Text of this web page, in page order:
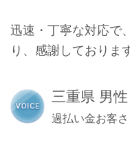
迅速・丁寧な対応で
り、感謝しておりま
三重県 男性
過払い金お客